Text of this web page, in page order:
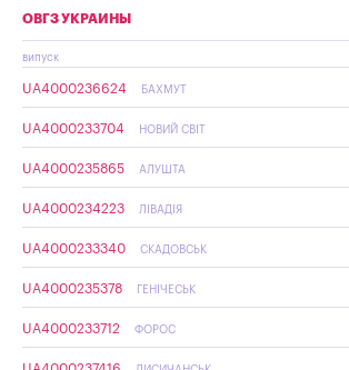
ОВГЗ УКРАИНЫ
випуск
UA4000236624 БАХМУТ
UA4000233704 НОВИЙ СВІТ
UA4000235865 АЛУШТА
UA4000234223 ЛІВАДІЯ
UA4000233340 СКАДОВСЬК
UA4000235378 ГЕНІЧЕСЬК
UA4000233712 ФОРОС